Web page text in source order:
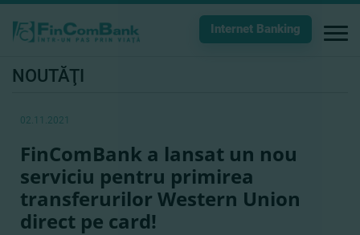
Internet Banking
NOUTĂŢI
02.11.2021
FinComBank a lansat un nou
serviciu pentru primirea
transferurilor Western Union
direct pe card!